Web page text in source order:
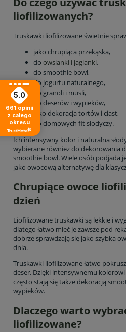
liofilizowanych?
Truskawki liofilizowane świetnie
jako chrupiąca przekąska,
do owsianki i jaglanki,
do smoothie bowl,
do jogurtu naturalnego,
do granoli i musli,
do deserów i wypieków,
jako dekoracja tortów i ciast,
do domowych fit słodyczy.
Ich intensywny kolor i naturalna
wybierane również do dekorowania
smoothie bowl. Wiele osób podjada
jako owocową alternatywę dla
Chrupiące owoce
dzień
Liofilizowane truskawki są lekkie i
dlatego łatwo mieć je zawsze pod
dobrze sprawdzają się jako szybka
dnia.
Truskawki liofilizowane łatwo
deser. Dzięki intensywnemu
często stają się także dekoracją
wypieków.
Dlaczego warto
liofilizowane?
5.0
661 opinii
z całego
okresu